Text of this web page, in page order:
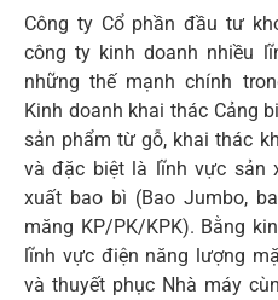
Công ty Cổ phần đầu tư
công ty kinh doanh nhiều
những thế mạnh chính
Kinh doanh khai thác Cảng
sản phẩm từ gỗ, khai thác
và đặc biệt là lĩnh vực sản
xuất bao bì (Bao Jumbo,
măng KP/PK/KPK). Bằng
lĩnh vực điện năng lượng
và thuyết phục Nhà máy